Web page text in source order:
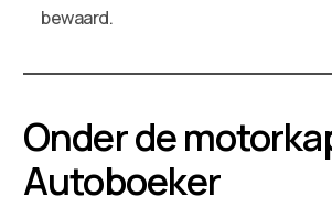
bewaard.
Onder de
Autoboeker